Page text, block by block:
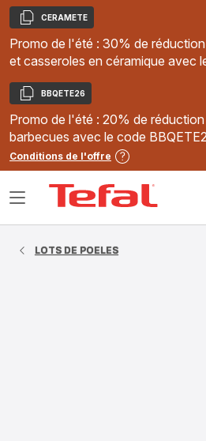
Copier
CERAMETE
Promo de l'été : 30% de
et casseroles en céramique avec
Copier
BBQETE26
Promo de l'été : 20% de
barbecues avec le code
Conditions de l'offre
Ouvrir
LOTS DE POELES